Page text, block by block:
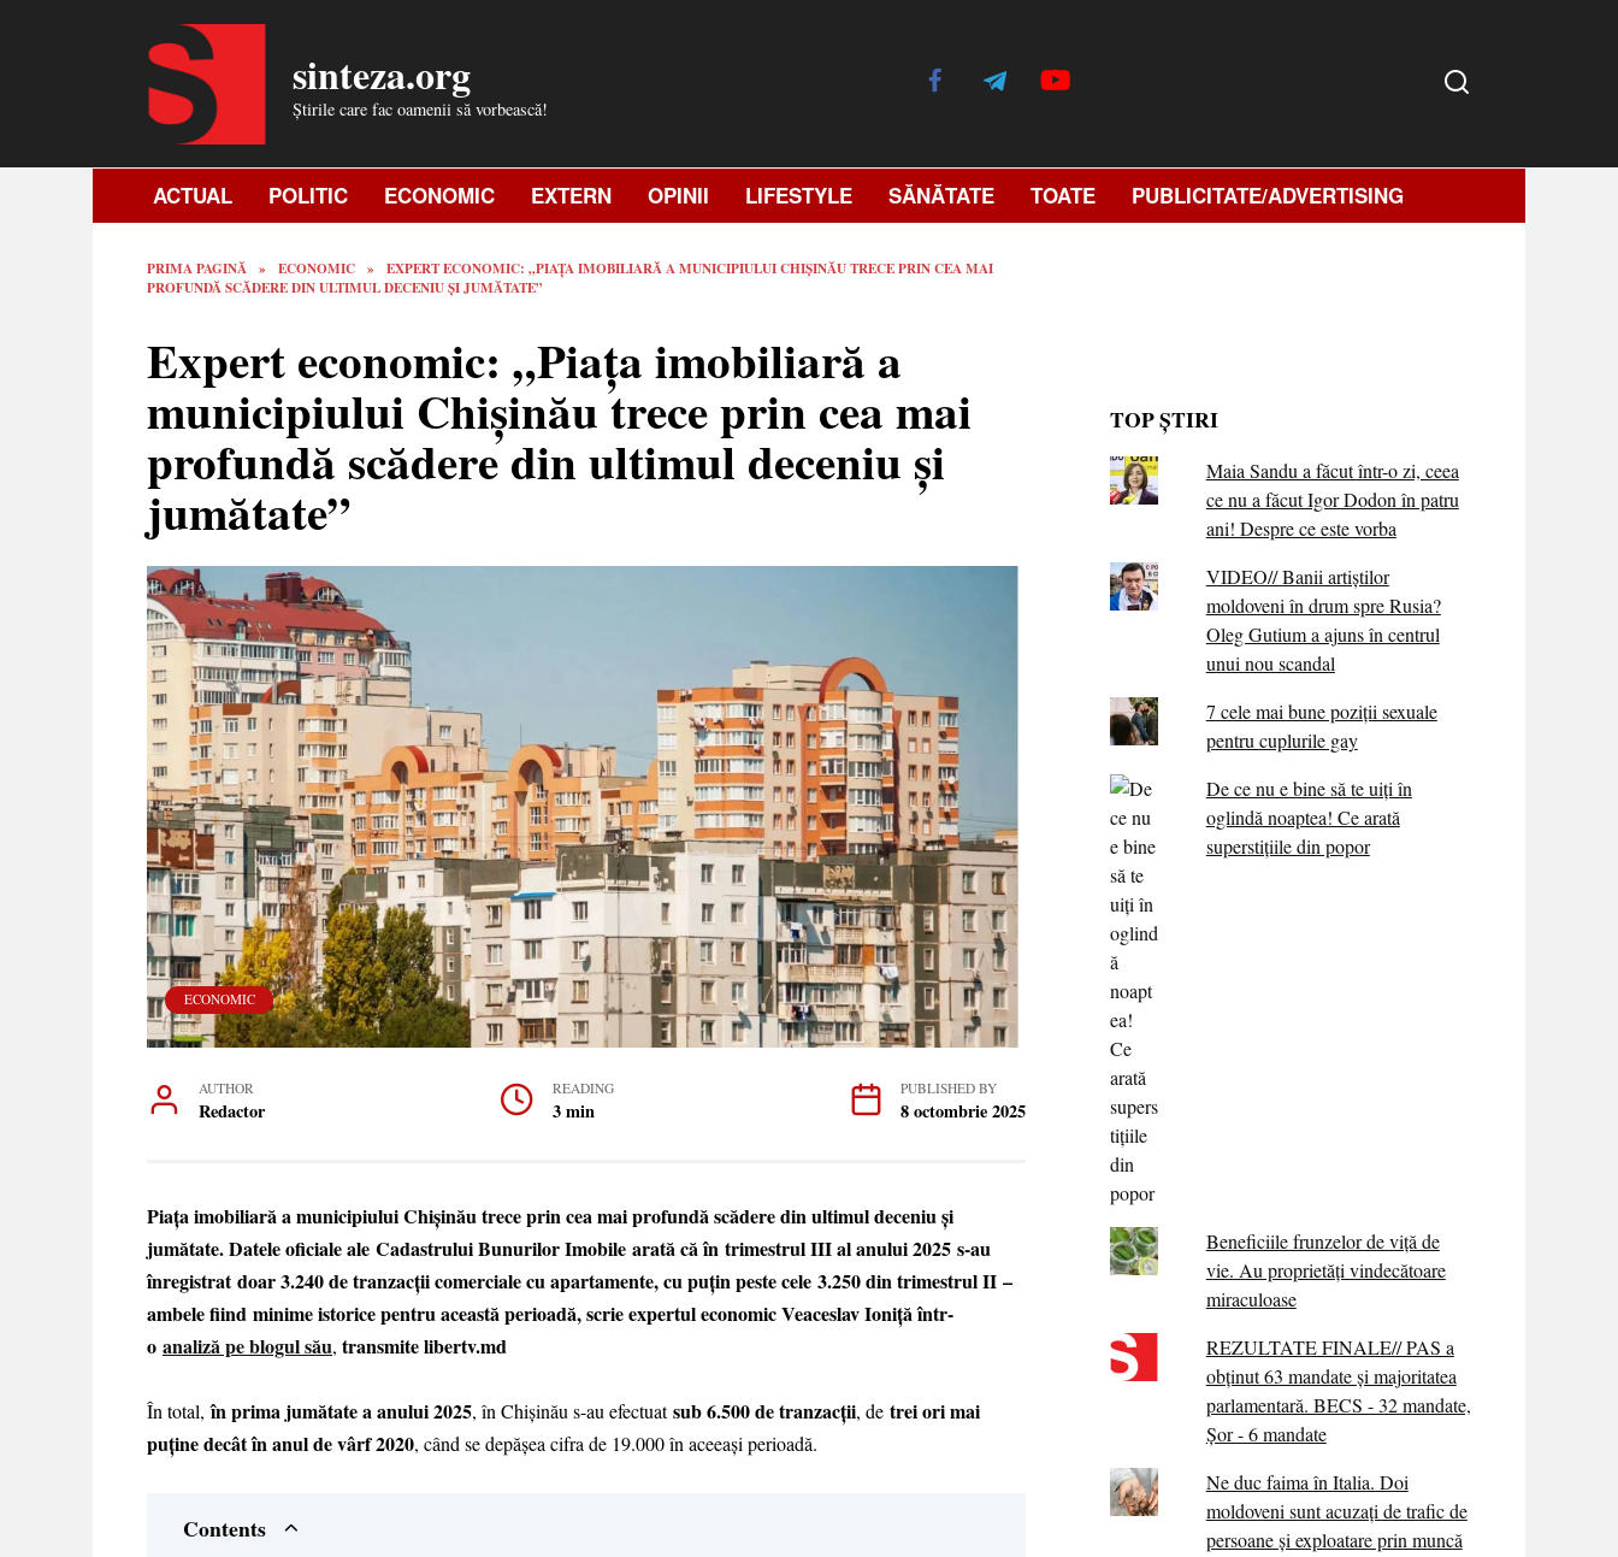
sinteza.org
Știrile care fac oamenii să vorbească!
ACTUAL POLITIC ECONOMIC EXTERN OPINII LIFESTYLE SĂNĂTATE TOATE PUBLICITATE/ADVERTISING
PRIMA PAGINĂ » ECONOMIC »
EXPERT ECONOMIC: „PIAȚA IMOBILIARĂ A MUNICIPIULUI CHIȘINĂU TRECE PRIN CEA MAI
PROFUNDĂ SCĂDERE DIN ULTIMUL DECENIU ȘI JUMĂTATE”
Expert economic: „Piața imobiliară a
municipiului Chișinău trece prin cea mai
profundă scădere din ultimul deceniu și
jumătate”
ECONOMIC
AUTHOR
Redactor
READING
3 min
PUBLISHED BY
8 octombrie 2025
Piața imobiliară a municipiului Chișinău trece prin cea mai profundă scădere din ultimul deceniu și
jumătate. Datele oficiale ale Cadastrului Bunurilor Imobile arată că în trimestrul III al anului 2025 s-au
înregistrat doar 3.240 de tranzacții comerciale cu apartamente, cu puțin peste cele 3.250 din trimestrul II –
ambele fiind minime istorice pentru această perioadă, scrie expertul economic Veaceslav Ioniță într-
o analiză pe blogul său, transmite libertv.md
În total,în prima jumătate a anului 2025, în Chișinău s-au efectuatsub 6.500 de tranzacții, de trei ori mai
puține decât în anul de vârf 2020, când se depășea cifra de 19.000 în aceeași perioadă.
Contents
TOP ȘTIRI
Maia Sandu a făcut într-o zi, ceea
ce nu a făcut Igor Dodon în patru
ani! Despre ce este vorba
VIDEO// Banii artiștilor
moldoveni în drum spre Rusia?
Oleg Gutium a ajuns în centrul
unui nou scandal
7 cele mai bune poziții sexuale
pentru cuplurile gay
De ce nu e bine să te uiți în
oglindă noaptea! Ce arată
superstițiile din popor
Beneficiile frunzelor de viță de
vie. Au proprietăţi vindecătoare
miraculoase
REZULTATE FINALE// PAS a
obținut 63 mandate și majoritatea
parlamentară. BECS - 32 mandate,
Șor - 6 mandate
Ne duc faima în Italia. Doi
moldoveni sunt acuzați de trafic de
persoane și exploatare prin muncă